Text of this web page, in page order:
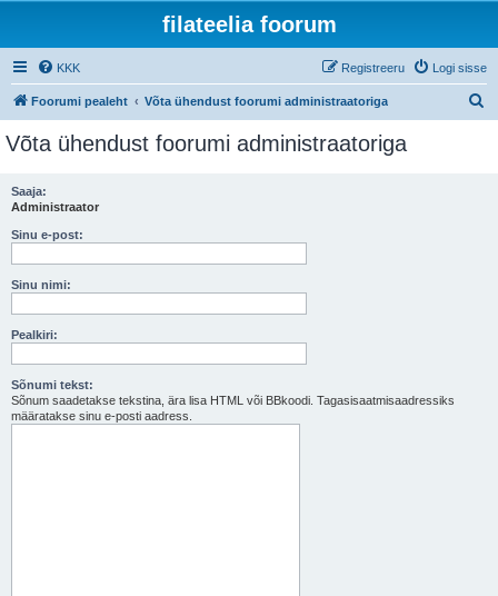
filateelia foorum
KKK Logi sisse
Registreeru
Foorumi pealeht Võta ühendust foorumi administraatoriga
Võta ühendust foorumi administraatoriga
Saaja:
Administraator
Sinu e-post:
Sinu nimi:
Pealkiri:
Sõnumi tekst:
Sõnum saadetakse tekstina, ära lisa HTML või BBkoodi. Tagasisaatmisaadressiks
määratakse sinu e-posti aadress.